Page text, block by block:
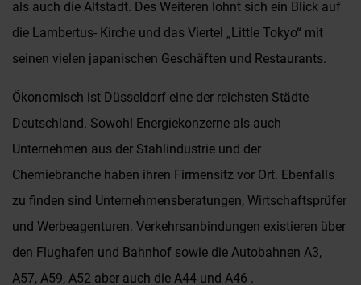
als auch die Altstadt. Des Weiteren lohnt sich ein Blick auf
die Lambertus- Kirche und das Viertel „Little Tokyo“ mit
seinen vielen japanischen Geschäften und Restaurants.
Ökonomisch ist Düsseldorf eine der reichsten Städte
Deutschland. Sowohl Energiekonzerne als auch
Unternehmen aus der Stahlindustrie und der
Chemiebranche haben ihren Firmensitz vor Ort. Ebenfalls
zu finden sind Unternehmensberatungen, Wirtschaftsprüfer
und Werbeagenturen. Verkehrsanbindungen existieren über
den Flughafen und Bahnhof sowie die Autobahnen A3,
A57, A59, A52 aber auch die A44 und A46 .